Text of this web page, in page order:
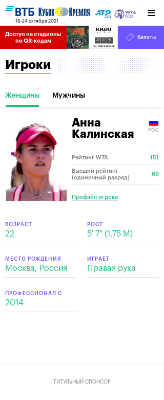
16-24 октября 2021
Доступ на стадионы
по QR-кодам
23
HRS
01
MINS
47
SECS
Билеты
Игроки
Женщины Мужчины
Анна
Калинская
РОС
Рейтинг WTA 151
Высший рейтинг
(одиночный разряд)
69
Профайл игрока
ВОЗРАСТ
22
РОСТ
5' 7" (1.75 М)
МЕСТО РОЖДЕНИЯ
Москва, Россия
ИГРАЕТ
Правая рука
ПРОФЕССИОНАЛ С
2014
ТИТУЛЬНЫЙ СПОНСОР